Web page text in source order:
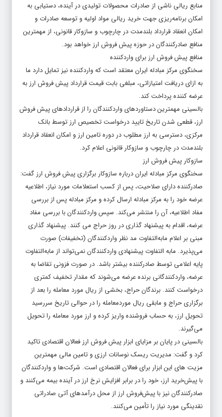
منابع ریالی ناشی از صادرات محصولات تولیدی در آینده، دستیابی به
امکان برنامه‌ریزی جهت خرید ریالی مواد اولیه و توسعه صادرات و
امکان انعقاد قرارداد بلندمدت در چارچوب و سازوکار قانونی، از مهمترین
منافع صادرکنندگان در حوزه پیش فروش ارز خواهد بود.
منافع پیش فروش ارز برای واردکننده
سخنگوی مرکز مبادله ایران معتقد است که واردکننده نیز تمایل دارد ما
به ازای دریافت امتیازاتی، مبلغی بابت قیمت قرارداد پیش فروش ارز به
عرضه کننده پرداخت کند.
بالسینی مهمترین دستاوردهای واردکنندگان را از قراردادهای پیش فروش
ارز، قطعی شدن تاریخ تایید درخواست تخصیص ارز توسط بانک
مرکزی، دسترسی به ارز مطلوب در دوره تامین ارز و امکان انعقاد قرارداد
بلندمدت در چارچوب و سازوکار قانونی اعلام کرد.
سازوکار پیش فروش ارز
سخنگوی مرکز مبادله ایران درباره سازوکار برگزاری پیش فروش ارز گفت:
صادرکننده دارای صلاحیت، پس از کسب استعلامات مورد نیاز، اطلاعیه
عرضه خود را به مرکز مبادله ارسال کرده و مرکز مبادله پس از بررسی
مفاد اطلاعیه، آن را منتشر می‌کند. سپس واردکنندگان با بررسی مفاد
عرضه، اقدام به پیشنهاد گذاری در روز حراج می کنند. پیشنهاد گذاری
مبنی بر اعلام مابه‌التفاوت مد نظر واردکنندگان (تخفیفات) صورت
می‌پذیرد. مابه التفاوت پیشنهادی واردکنندگان نمی‌تواند از مابه‌التفاوت
پایه اعلامی توسط صادرکننده بیشتر باشد. در صورت فزونی تقاضا به
عرضه، واردکنندگانی برنده عرضه می‌شوند که مقدار تخفیف کمتری
درخواست کنند. برندگان حراج، بخشی از ریال مورد معامله را بعد از
برگزاری حراج و مابقی ریال موردمعامله را در حوالی تاریخ سررسید
تحویل ارز، به حساب فروشنده واریز کرده و ارز مورد معامله را تحویل
می‌گیرند.
بالسینی در پایان بر مزایای ابزار پیش فروش ارز فعالان اقتصادی تاکید
کرد و گفت: مدیریت ریسک نوسانات ارزی و تامین مالی مهمترین
مزیت های این ابزار برای فعالان اقتصادی است. شرکت‌ها و واردکنندگان
با پیش‌خرید ارز، خود را در برابر افزایش نرخ ارز در آینده بیمه می‌کنند و
صادرکنندگان نیز با پیش‌فروش ارز از محل درآمدهای آتی صادراتی
نقدینگی مورد نیاز را تأمین می‌کنند.